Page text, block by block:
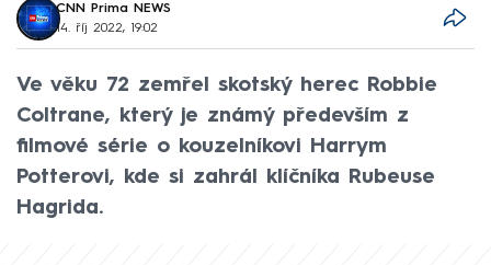
CNN Prima NEWS
14. říj 2022, 19:02
Ve věku 72 zemřel skotský herec Robbie
Coltrane, který je známý především z
filmové série o kouzelníkovi Harrym
Potterovi, kde si zahrál klíčníka Rubeuse
Hagrida.